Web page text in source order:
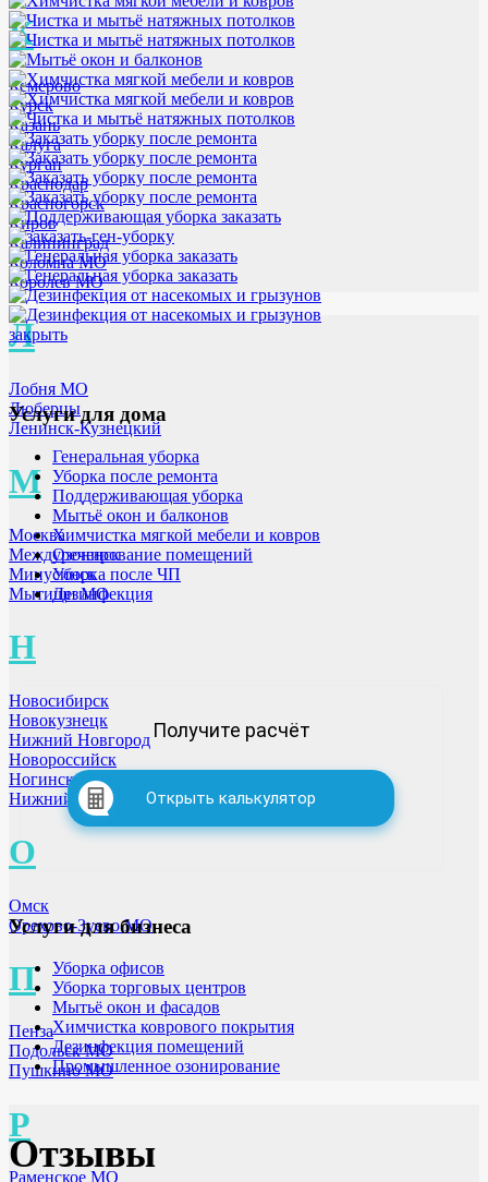
К
Кемерово
Курск
Казань
Калуга
Курган
Краснодар
Красногорск
Киров
Калининград
Коломна МО
Королев МО
Л
Лобня МО
Люберцы
Ленинск-Кузнецкий
М
Москва
Междуреченск
Минусинск
Мытищи МО
Н
Новосибирск
Новокузнецк
Нижний Новгород
Новороссийск
Ногинск МО
Нижний Тагил
О
Омск
Орехово-Зуево МО
П
Пенза
Подольск МО
Пушкино МО
Р
Раменское МО
закрыть
Услуги для дома
Генеральная уборка
Уборка после ремонта
Поддерживающая уборка
Мытьё окон и балконов
Химчистка мягкой мебели и ковров
Озонирование помещений
Уборка после ЧП
Дезинфекция
Получите расчёт
Открыть калькулятор
Услуги для бизнеса
Уборка офисов
Уборка торговых центров
Мытьё окон и фасадов
Химчистка коврового покрытия
Дезинфекция помещений
Промышленное озонирование
Отзывы